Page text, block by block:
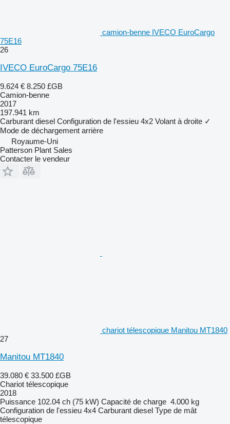
camion-benne IVECO EuroCargo
75E16
26
IVECO EuroCargo 75E16
9.624 € 8.250 £GB
Camion-benne
2017
197.941 km
Carburant diesel Configuration de l'essieu 4x2 Volant à droite ✓
Mode de déchargement arrière
Royaume-Uni
Patterson Plant Sales
Contacter le vendeur
chariot télescopique Manitou MT1840
27
Manitou MT1840
39.080 € 33.500 £GB
Chariot télescopique
2018
Puissance 102.04 ch (75 kW) Capacité de charge 4.000 kg
Configuration de l'essieu 4x4 Carburant diesel Type de mât
télescopique